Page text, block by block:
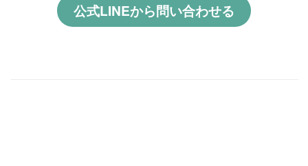
公式LINEから問い合わせる